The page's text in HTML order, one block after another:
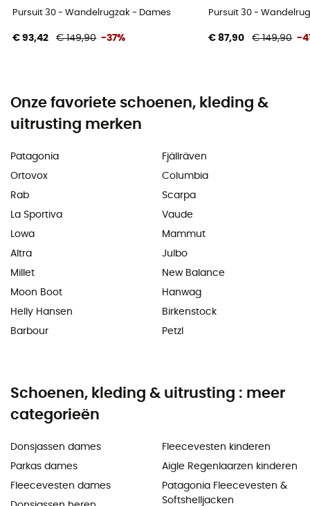
Pursuit 30 - Wandelrugzak - Dames
€ 93,42 € 149,90 -37%
Pursuit 30 -
€ 87,90 € 149,90 -
Onze favoriete schoenen, kleding &
uitrusting merken
Patagonia
Ortovox
Rab
La Sportiva
Lowa
Altra
Millet
Moon Boot
Helly Hansen
Barbour
Fjällräven
Columbia
Scarpa
Vaude
Mammut
Julbo
New Balance
Hanwag
Birkenstock
Petzl
Schoenen, kleding & uitrusting : meer
categorieën
Donsjassen dames
Parkas dames
Fleecevesten dames
Fleecevesten kinderen
Aigle Regenlaarzen kinderen
Patagonia Fleecevesten &
Softshelljacken